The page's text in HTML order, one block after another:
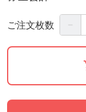
CSVエクスポー
【ご紹介】
税理士、社労士
ご注文枚数 －